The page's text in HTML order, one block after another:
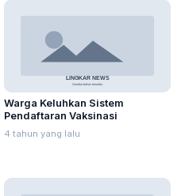
Warga Keluhkan Sistem
Pendaftaran Vaksinasi
4 tahun yang lalu